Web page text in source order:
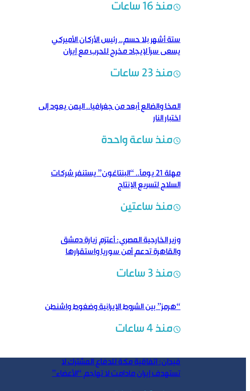
منذ 16 ساعات
ستة أشهر بلا حسم.. رئيس الأركان الأميركي
يسعى سراً لإيجاد مخرج للحرب مع إيران
منذ 23 ساعات
المخا والضالع أبعد من جغرافيا.. اليمن يعود إلى
اختبار النار
منذ ساعة واحدة
مهلة 21 يوماً.. “البنتاغون” يستنفر شركات
السلاح لتسريع الإنتاج
منذ ساعتين
وزير الخارجية المصري: أعتزم زيارة دمشق
والقاهرة تدعم أمن سوريا واستقرارها
منذ 3 ساعات
“هرمز” بين الشروط الإيرانية وضغوط واشنطن
منذ 4 ساعات
فيدان: اتفاقية مكة للدفاع المشترك لا
تستهدف إيران مادامت لا تهاجم “الأعضاء”